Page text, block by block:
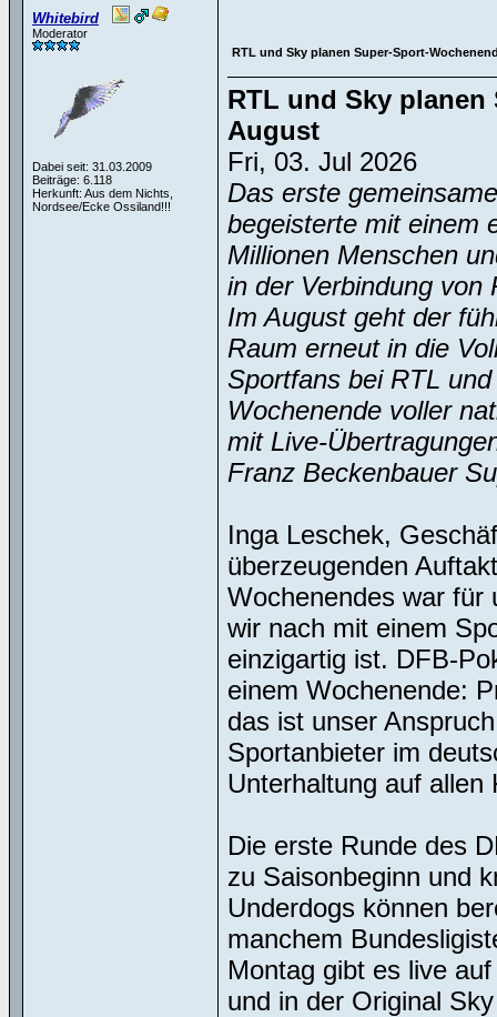
Whitebird
Moderator
Dabei seit: 31.03.2009
Beiträge: 6.118
Herkunft: Aus dem Nichts,
Nordsee/Ecke Ossiland!!!
RTL und Sky planen Super-Sport-
RTL und Sky planen
August
Fri, 03. Jul 2026
Das erste
begeisterte mit einem
Millionen Menschen
in der Verbindung von
Im August geht der
Raum erneut in die
Sportfans bei RTL
Wochenende voller
mit Live-
Franz Beckenbauer
Inga Leschek,
überzeugenden
Wochenendes war für
wir nach mit einem
einzigartig ist. DFB-
einem Wochenende:
das ist unser
Sportanbieter im
Unterhaltung auf allen
Die erste Runde des
zu Saisonbeginn und
Underdogs können
manchem
Montag gibt es live
und in der Original